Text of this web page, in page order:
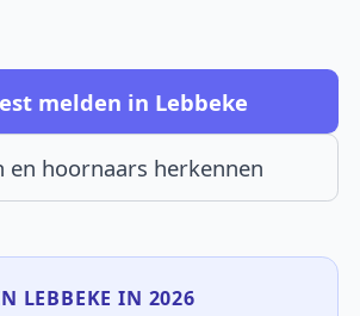
melden in Lebbeke
en hoornaars herkennen
LEBBEKE IN 2026